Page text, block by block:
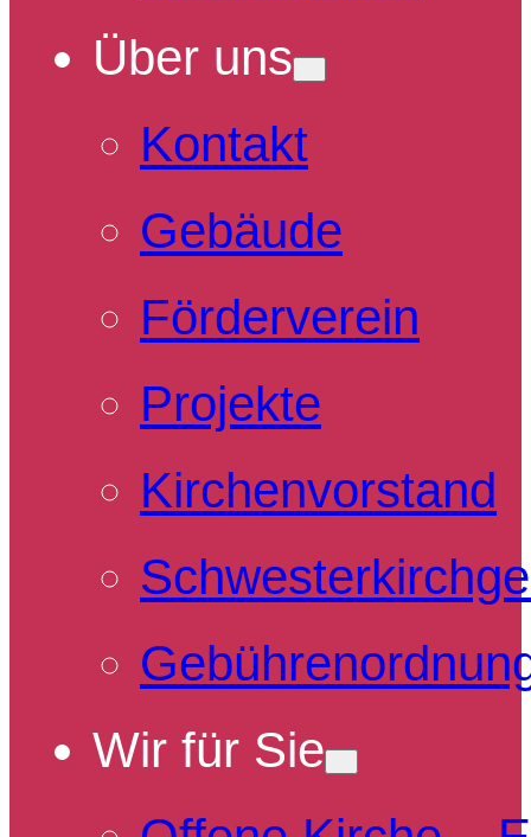
Über uns
Kontakt
Gebäude
Förderverein
Projekte
Kirchenvorstand
Wir für Sie